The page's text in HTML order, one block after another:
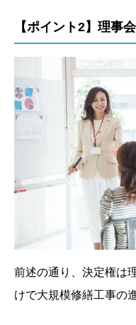
【ポイント2】理事
前述の通り、決定権は
けで大規模修繕工事の